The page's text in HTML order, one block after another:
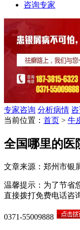
咨询专家
专家咨询 分析病情
当前位置： 首页 > 牛
全国哪里的医
文章来源：郑州市银
温馨提示：为了节省
直接拨打免费电话咨
0371-55009888